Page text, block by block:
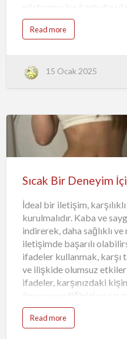
göstermesine karşı
Kıskançlık, genellikle
veya geçmişteki
özgürlük alanını
partnerin hayatına
özgürlüğünü ve kişisel
gereklidir. Kıskançlık ve
güvensizlik ve stres
Read more
15 Ocak 2025
İdeal bir iletişim,
kurulmalıdır. Kaba ve
indirerek, daha sağlıklı
iletişimde başarılı
ifadeler kullanmak, karşı
ve ilişkide olumsuz etkiler
ifadeler, karşınızdaki
önemsemediğinizi ve
düşündürebilir.
tarafa olan
Read more